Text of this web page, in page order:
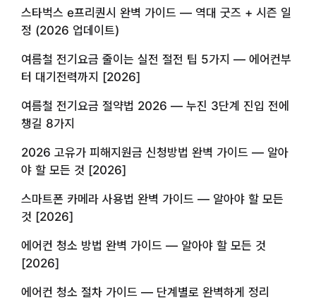
스타벅스 e프리퀀시 완벽 가이드 — 역대 굿즈 + 시즌 일
정 (2026 업데이트)
여름철 전기요금 줄이는 실전 절전 팁 5가지 — 에어컨부
터 대기전력까지 [2026]
여름철 전기요금 절약법 2026 — 누진 3단계 진입 전에
챙길 8가지
2026 고유가 피해지원금 신청방법 완벽 가이드 — 알아
야 할 모든 것 [2026]
스마트폰 카메라 사용법 완벽 가이드 — 알아야 할 모든
것 [2026]
에어컨 청소 방법 완벽 가이드 — 알아야 할 모든 것
[2026]
에어컨 청소 절차 가이드 — 단계별로 완벽하게 정리